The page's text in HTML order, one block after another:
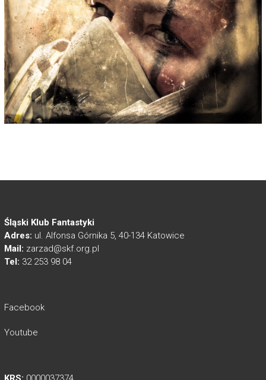
Śląski Klub Fantastyki
Adres: ul. Alfonsa Górnika 5, 40-134 Katowice
Mail: zarzad@skf.org.pl
Tel: 32 253 98 04
Facebook
Youtube